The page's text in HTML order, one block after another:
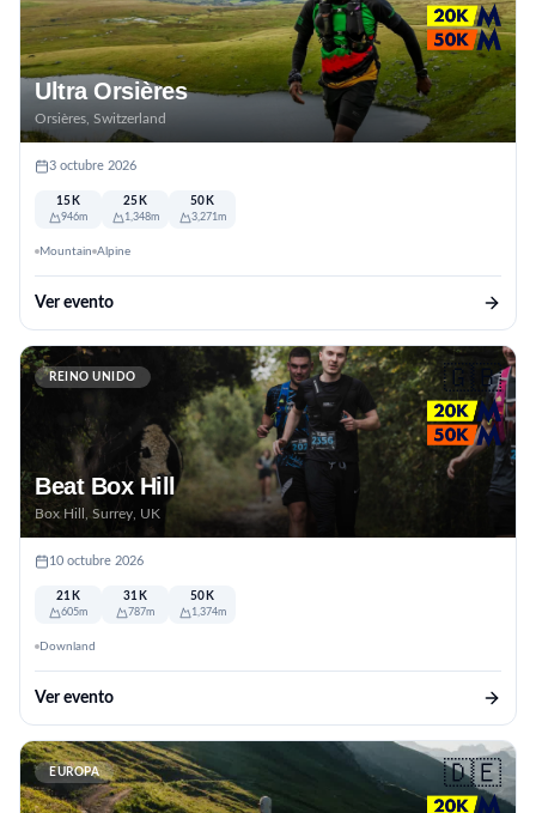
Ultra Orsières
Orsières, Switzerland
3 octubre 2026
15K
946m
25K
1,348m
50K
3,271m
Mountain Alpine
Ver evento
REINO UNIDO 🇬🇧
Beat Box Hill
Box Hill, Surrey, UK
10 octubre 2026
21K
605m
31K
787m
50K
1,374m
Downland
Ver evento
EUROPA 🇩🇪